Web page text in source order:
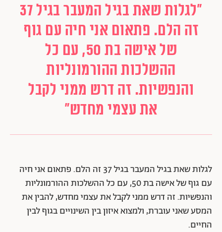
"לגלות שאת בגיל המעבר בגיל 37
זה הלם. פתאום אני חיה עם גוף
של אישה בת 50, עם כל
ההשלכות ההורמונליות
והנפשיות. זה דרש ממני לקבל
את עצמי מחדש"
לגלות שאת בגיל המעבר בגיל 37 זה הלם. פתאום אני חיה
עם גוף של אישה בת 50, עם כל ההשלכות ההורמונליות
והנפשיות. זה דרש ממני לקבל את עצמי מחדש, להבין את
המסע שאני עוברת, ולמצוא איזון בין השינויים בגוף לבין
החיים.